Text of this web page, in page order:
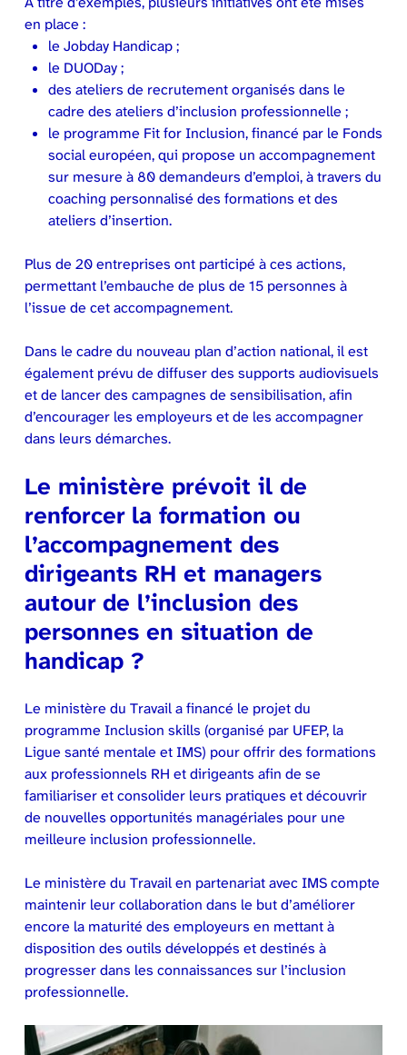
en place :
le Jobday Handicap ;
le DUODay ;
des ateliers de recrutement organisés dans le
cadre des ateliers d’inclusion professionnelle ;
le programme Fit for Inclusion, financé par le Fonds
social européen, qui propose un accompagnement
sur mesure à 80 demandeurs d’emploi, à travers du
coaching personnalisé des formations et des
ateliers d’insertion.
Plus de 20 entreprises ont participé à ces actions,
permettant l’embauche de plus de 15 personnes à
l’issue de cet accompagnement.
Dans le cadre du nouveau plan d’action national, il est
également prévu de diffuser des supports audiovisuels
et de lancer des campagnes de sensibilisation, afin
d’encourager les employeurs et de les accompagner
dans leurs démarches.
Le ministère prévoit il de
renforcer la formation ou
l’accompagnement des
dirigeants RH et managers
autour de l’inclusion des
personnes en situation de
handicap ?
Le ministère du Travail a financé le projet du
programme Inclusion skills (organisé par UFEP, la
Ligue santé mentale et IMS) pour offrir des formations
aux professionnels RH et dirigeants afin de se
familiariser et consolider leurs pratiques et découvrir
de nouvelles opportunités managériales pour une
meilleure inclusion professionnelle.
Le ministère du Travail en partenariat avec IMS compte
maintenir leur collaboration dans le but d’améliorer
encore la maturité des employeurs en mettant à
disposition des outils développés et destinés à
progresser dans les connaissances sur l’inclusion
professionnelle.